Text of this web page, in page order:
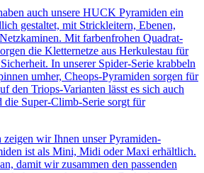
auch unsere HUCK Pyramiden ein
gestaltet, mit Strickleitern, Ebenen,
Mit farbenfrohen Quadrat-
die Kletternetze aus Herkulestau für
In unserer Spider-Serie krabbeln
umher, Cheops-Pyramiden sorgen für
den Triops-Varianten lässt es sich auch
die Super-Climb-Serie sorgt für
zeigen wir Ihnen unser Pyramiden-
ist als Mini, Midi oder Maxi erhältlich.
damit wir zusammen den passenden